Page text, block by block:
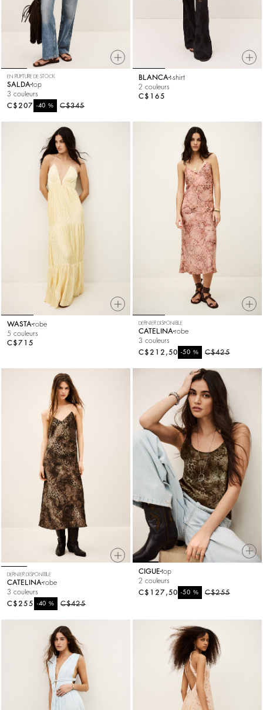
EN RUPTURE DE STOCK
SALDA top
3 couleurs
C$345
-40%
C$207
BLANCA t-shirt
2 couleurs
C$165
WASTArobe
5 couleurs
C$715
DERNIER DISPONIBLE
CATELINArobe
3 couleurs
C$425
-50%
C$212,50
DERNIER DISPONIBLE
CATELINArobe
3 couleurs
C$425
-40%
C$255
CIGUE top
2 couleurs
C$255
-50%
C$127,50